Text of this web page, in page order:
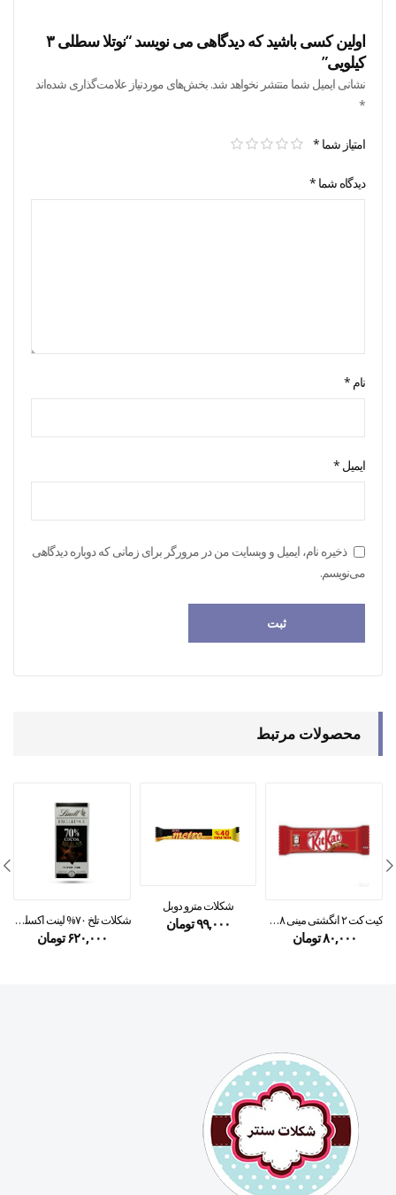
اولین کسی باشید که دیدگاهی می نویسد “نوتلا سطلی ۳
کیلویی”
نشانی ایمیل شما منتشر نخواهد شد. بخش‌های موردنیاز علامت‌گذاری شده‌اند
*
امتیاز شما *
دیدگاه شما *
نام *
ایمیل *
ذخیره نام، ایمیل و وبسایت من در مرورگر برای زمانی که دوباره دیدگاهی
می‌نویسم.
محصولات مرتبط
کیت کت ۲ انگشتی مینی ۱۸گرمی
۸۰,۰۰۰ تومان
شکلات مترو دوبل
۹۹,۰۰۰تومان شکلات تلخ ۷۰% لینت اکسلنس
۶۲۰,۰۰۰ تومان